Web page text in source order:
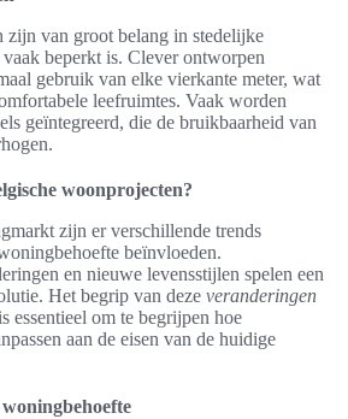
zijn van groot belang in stedelijke
beperkt is. Clever ontworpen
gebruik van elke vierkante meter, wat
leefruimtes. Vaak worden
geïntegreerd, die de bruikbaarheid van
woonprojecten?
zijn er verschillende trends
beïnvloeden.
en nieuwe levensstijlen spelen een
Het begrip van deze veranderingen
essentieel om te begrijpen hoe
aan de eisen van de huidige